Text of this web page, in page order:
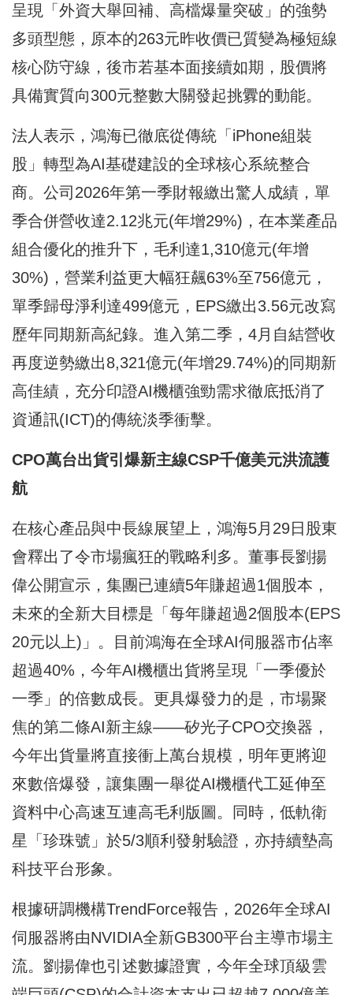
呈現「外資大舉回補、高檔爆量突破」的強勢
多頭型態，原本的263元昨收價已質變為極短線
核心防守線，後市若基本面接續如期，股價將
具備實質向300元整數大關發起挑釁的動能。
法人表示，鴻海已徹底從傳統「iPhone組裝
股」轉型為AI基礎建設的全球核心系統整合
商。公司2026年第一季財報繳出驚人成績，單
季合併營收達2.12兆元(年增29%)，在本業產品
組合優化的推升下，毛利達1,310億元(年增
30%)，營業利益更大幅狂飆63%至756億元，
單季歸母淨利達499億元，EPS繳出3.56元改寫
歷年同期新高紀錄。進入第二季，4月自結營收
再度逆勢繳出8,321億元(年增29.74%)的同期新
高佳績，充分印證AI機櫃強勁需求徹底抵消了
資通訊(ICT)的傳統淡季衝擊。
CPO萬台出貨引爆新主線CSP千億美元洪流護
航
在核心產品與中長線展望上，鴻海5月29日股東
會釋出了令市場瘋狂的戰略利多。董事長劉揚
偉公開宣示，集團已連續5年賺超過1個股本，
未來的全新大目標是「每年賺超過2個股本(EPS
20元以上)」。目前鴻海在全球AI伺服器市佔率
超過40%，今年AI機櫃出貨將呈現「一季優於
一季」的倍數成長。更具爆發力的是，市場聚
焦的第二條AI新主線——矽光子CPO交換器，
今年出貨量將直接衝上萬台規模，明年更將迎
來數倍爆發，讓集團一舉從AI機櫃代工延伸至
資料中心高速互連高毛利版圖。同時，低軌衛
星「珍珠號」於5/3順利發射驗證，亦持續墊高
科技平台形象。
根據研調機構TrendForce報告，2026年全球AI
伺服器將由NVIDIA全新GB300平台主導市場主
流。劉揚偉也引述數據證實，今年全球頂級雲